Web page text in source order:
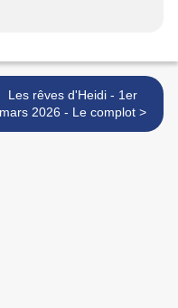
Les rêves d'Heidi - 1er
mars 2026 - Le complot >